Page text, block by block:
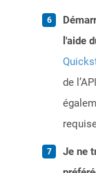
l'aide
de
Je ne